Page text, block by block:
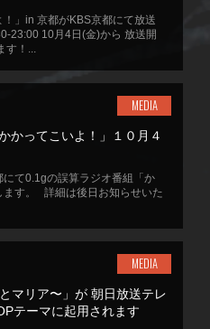
！」in 京都がKBS京都にて放送
23:00 10月4日(金)から 放送開
す！...
MEDIA
かってこいよ！」１０月４
て0.1gの誤算ラジオ番組「か
ます。 詳細は後日お知らせいた
MEDIA
マリア〜」が 朝日放送テレ
テーマに起用されます